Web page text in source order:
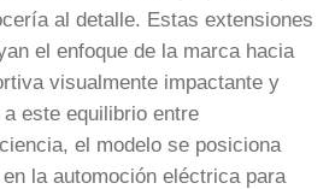
al detalle. Estas extensiones
el enfoque de la marca hacia
visualmente impactante y
este equilibrio entre
el modelo se posiciona
la automoción eléctrica para